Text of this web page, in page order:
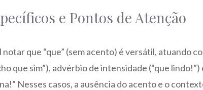
e Pontos de Atenção
que “que” (sem acento) é versátil, atuando
que sim”), advérbio de intensidade (“que
Nesses casos, a ausência do acento e o